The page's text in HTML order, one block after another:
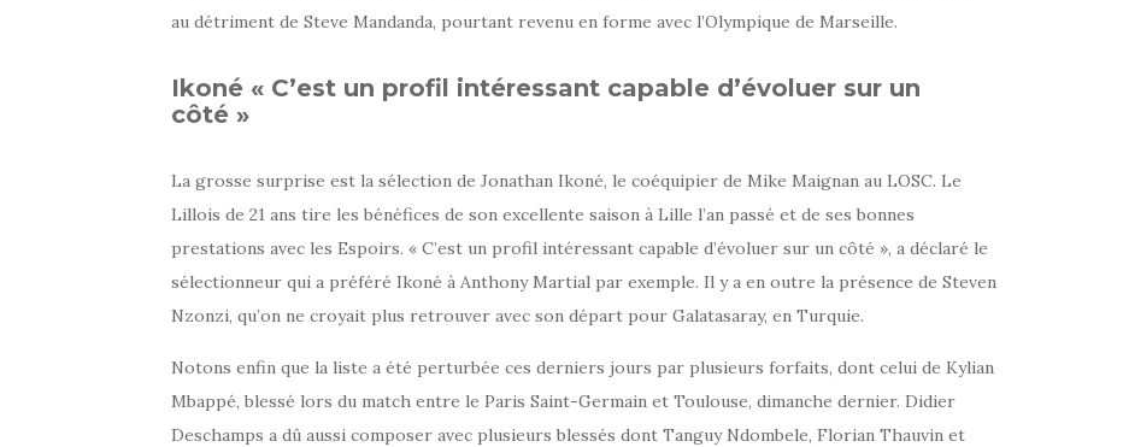
au détriment de Steve Mandanda, pourtant revenu en forme avec l’Olympique de Marseille.
Ikoné « C’est un profil intéressant capable d’évoluer sur un
côté »
La grosse surprise est la sélection de Jonathan Ikoné, le coéquipier de Mike Maignan au LOSC. Le
Lillois de 21 ans tire les bénéfices de son excellente saison à Lille l’an passé et de ses bonnes
prestations avec les Espoirs. « C’est un profil intéressant capable d’évoluer sur un côté », a déclaré le
sélectionneur qui a préféré Ikoné à Anthony Martial par exemple. Il y a en outre la présence de Steven
Nzonzi, qu’on ne croyait plus retrouver avec son départ pour Galatasaray, en Turquie.
Notons enfin que la liste a été perturbée ces derniers jours par plusieurs forfaits, dont celui de Kylian
Mbappé, blessé lors du match entre le Paris Saint-Germain et Toulouse, dimanche dernier. Didier
Deschamps a dû aussi composer avec plusieurs blessés dont Tanguy Ndombele, Florian Thauvin et